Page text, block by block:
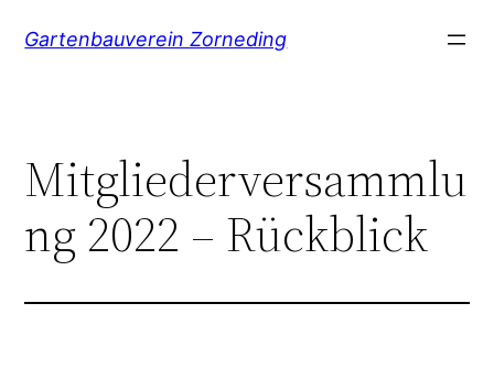
InhaltGartenbauverein Zorneding
Mitgliederversammlu
ng 2022 – Rückblick